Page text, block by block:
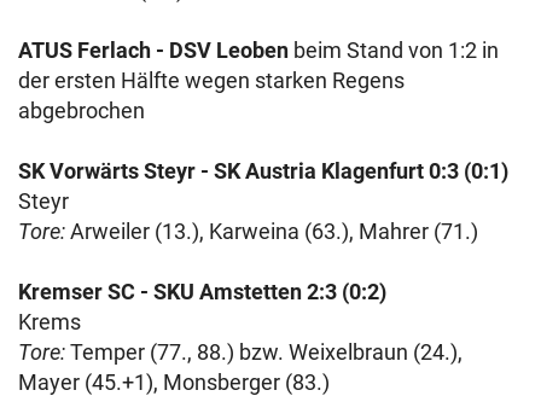
ATUS Ferlach - DSV Leoben beim Stand von 1:2 in
der ersten Hälfte wegen starken Regens
abgebrochen
SK Vorwärts Steyr - SK Austria Klagenfurt 0:3 (0:1)
Steyr
Tore:Arweiler (13.), Karweina (63.), Mahrer (71.)
Kremser SC - SKU Amstetten 2:3 (0:2)
Krems
Tore:Temper (77., 88.) bzw. Weixelbraun (24.),
Mayer (45.+1), Monsberger (83.)